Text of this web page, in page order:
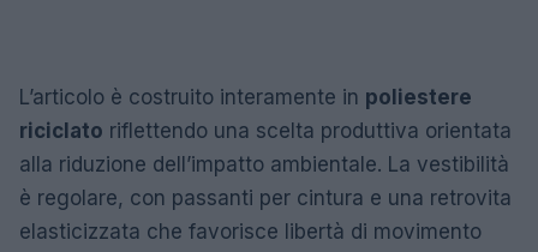
L’articolo è costruito interamente in poliestere
riciclato riflettendo una scelta produttiva orientata
alla riduzione dell’impatto ambientale. La vestibilità
è regolare, con passanti per cintura e una retrovita
elasticizzata che favorisce libertà di movimento